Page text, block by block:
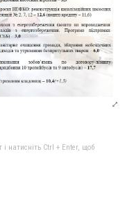
натисніть Ctrl + Enter, щоб